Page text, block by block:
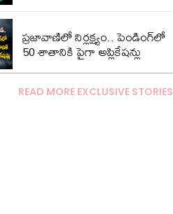
ప్రజావాణిలో నిర్లక్ష్యం.. పెండింగ్‌లో
50 శాతానికి పైగా అప్లికేషన్లు
READ MORE EXCLUSIVE STORIES